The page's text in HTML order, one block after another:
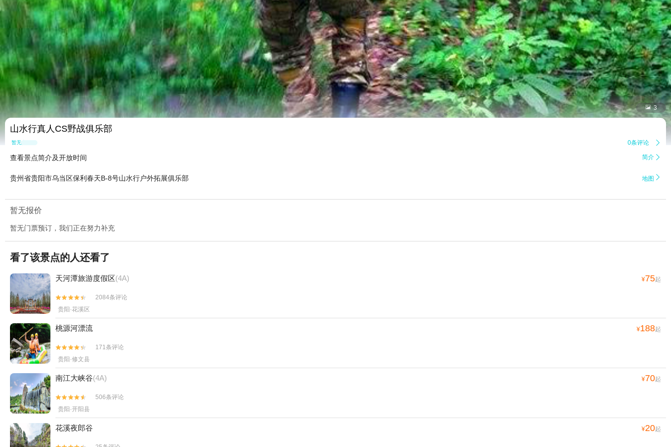
 3
山水行真人CS野战俱乐部
暂无点评 0条评论 
查看景点简介及开放时间 简介 
贵州省贵阳市乌当区保利春天B-8号山水行户外拓展俱乐部 地图 
暂无报价
暂无门票预订，我们正在努力补充
看了该景点的人还看了
天河潭旅游度假区(4A) ¥75起


2084条评论
贵阳·花溪区
桃源河漂流 ¥188起


171条评论
贵阳·修文县
南江大峡谷(4A) ¥70起


506条评论
贵阳·开阳县
花溪夜郎谷 ¥20起